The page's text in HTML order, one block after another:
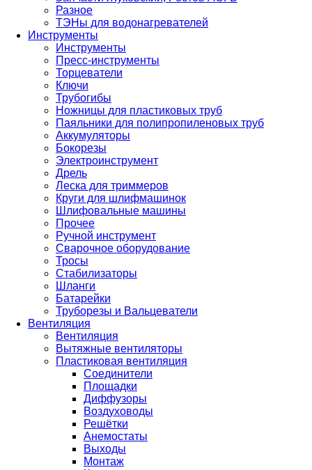
Разное
ТЭНы для водонагревателей
Инструменты
Инструменты
Пресс-инструменты
Торцеватели
Ключи
Трубогибы
Ножницы для пластиковых труб
Паяльники для полипропиленовых труб
Аккумуляторы
Бокорезы
Электроинструмент
Дрель
Леска для триммеров
Круги для шлифмашинок
Шлифовальные машины
Прочее
Ручной инструмент
Сварочное оборудование
Тросы
Стабилизаторы
Шланги
Батарейки
Труборезы и Вальцеватели
Вентиляция
Вентиляция
Вытяжные вентиляторы
Пластиковая вентиляция
Соединители
Площадки
Диффузоры
Воздуховоды
Решётки
Анемостаты
Выходы
Монтаж